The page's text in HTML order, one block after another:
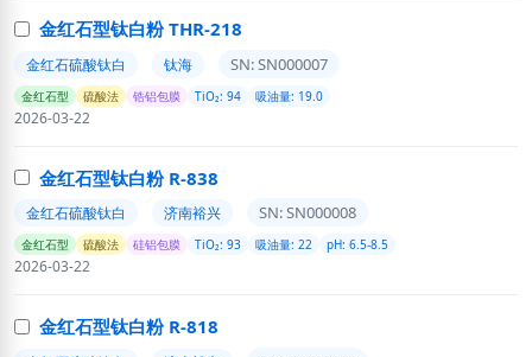
金红石型钛白粉 THR-218
金红石硫酸钛白 钛海 SN: SN000007
金红石型 硫酸法 锆铝包膜 TiO₂: 94 吸油量: 19.0
2026-03-22
金红石型钛白粉 R-838
金红石硫酸钛白 济南裕兴 SN: SN000008
金红石型 硫酸法 硅铝包膜 TiO₂: 93 吸油量: 22 pH: 6.5-8.5
2026-03-22
金红石型钛白粉 R-818